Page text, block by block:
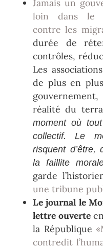
Jamais un
loin dans le
contre les
durée de
contrôles,
Les
de plus en
réalité du
moment où
collectif. Le
risquent d’être,
la faillite
garde
une tribune
Le journal le
lettre ouverte
la République
contredit